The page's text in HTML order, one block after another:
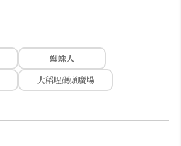
蜘蛛人
大稻埕碼頭廣場